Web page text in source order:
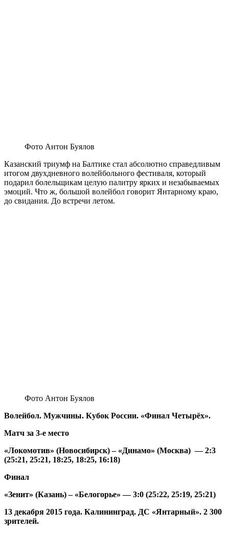
Фото Антон Буялов
Казанский триумф на Балтике стал абсолютно справедливым
итогом двухдневного волейбольного фестиваля, который
подарил болельщикам целую палитру ярких и незабываемых
эмоций. Что ж, большой волейбол говорит Янтарному краю,
до свидания. До встречи летом.
Фото Антон Буялов
Волейбол. Мужчины. Кубок России. «Финал Четырёх».
Матч за 3-е место
«Локомотив» (Новосибирск) – «Динамо» (Москва) — 2:3
(25:21, 25:21, 18:25, 18:25, 16:18)
Финал
«Зенит» (Казань) – «Белогорье» — 3:0 (25:22, 25:19, 25:21)
13 декабря 2015 года. Калининград. ДС «Янтарный». 2 300
зрителей.